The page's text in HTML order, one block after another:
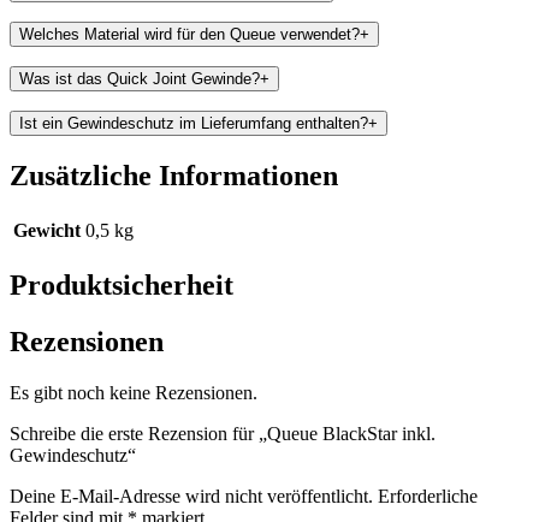
Welches Material wird für den Queue verwendet?+
Was ist das Quick Joint Gewinde?+
Ist ein Gewindeschutz im Lieferumfang enthalten?+
Zusätzliche Informationen
Gewicht 0,5 kg
Produktsicherheit
Rezensionen
Es gibt noch keine Rezensionen.
Schreibe die erste Rezension für „Queue BlackStar inkl.
Gewindeschutz“
Deine E-Mail-Adresse wird nicht veröffentlicht. Erforderliche
Felder sind mit * markiert